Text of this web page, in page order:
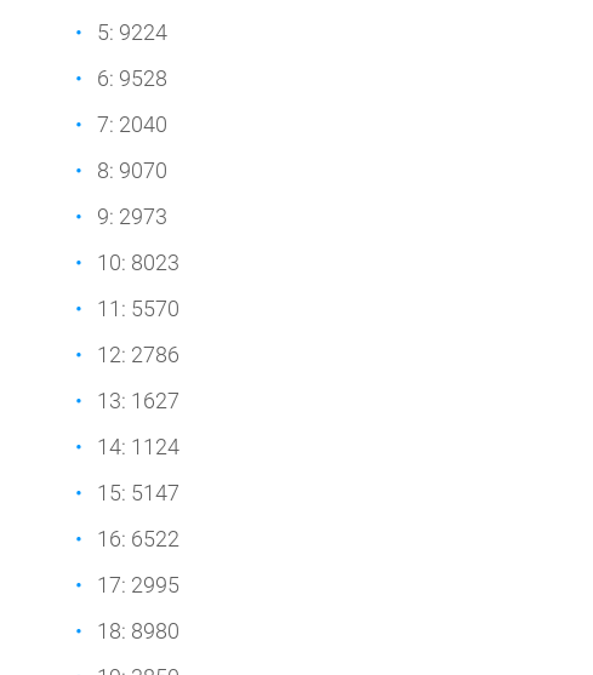
5: 9224
6: 9528
7: 2040
8: 9070
9: 2973
10: 8023
11: 5570
12: 2786
13: 1627
14: 1124
15: 5147
16: 6522
17: 2995
18: 8980